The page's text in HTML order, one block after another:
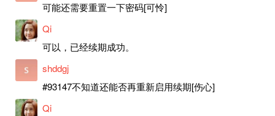
可能还需要重置一下密码[可怜]
Qi
可以，已经续期成功。
shddgj
#93147不知道还能否再重新启用续期[伤心]
Qi